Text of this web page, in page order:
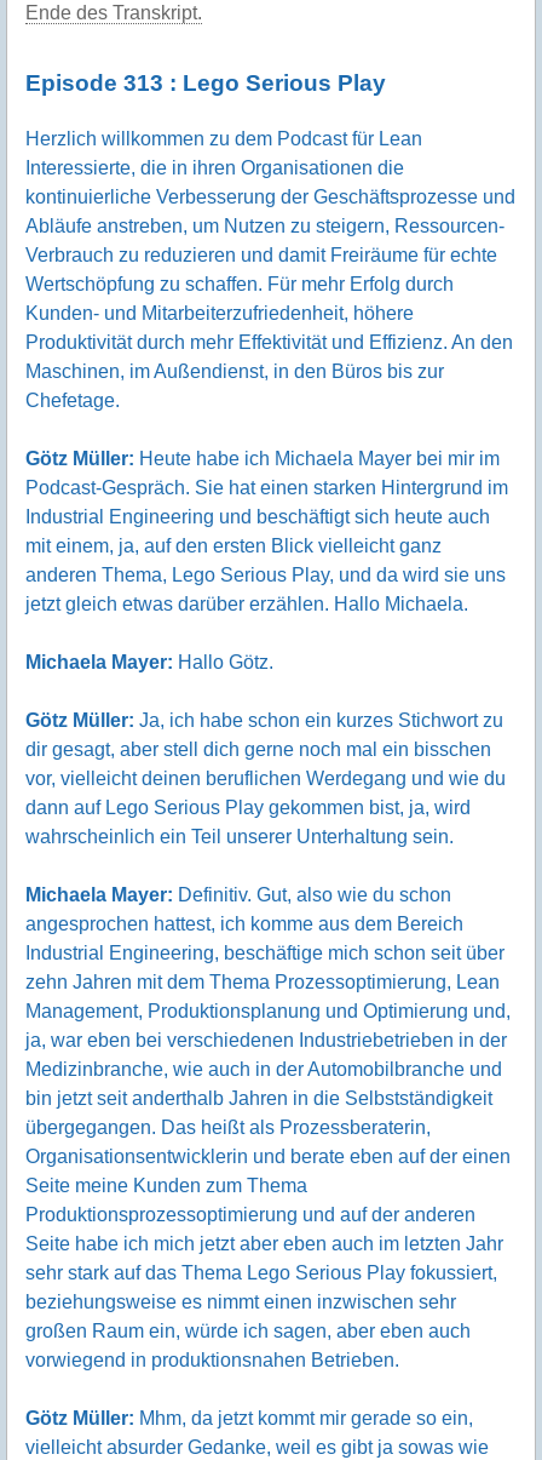
Ende des Transkript.
Episode 313 : Lego Serious Play
Herzlich willkommen zu dem Podcast für Lean
Interessierte, die in ihren Organisationen die
kontinuierliche Verbesserung der Geschäftsprozesse und
Abläufe anstreben, um Nutzen zu steigern, Ressourcen-
Verbrauch zu reduzieren und damit Freiräume für echte
Wertschöpfung zu schaffen. Für mehr Erfolg durch
Kunden- und Mitarbeiterzufriedenheit, höhere
Produktivität durch mehr Effektivität und Effizienz. An den
Maschinen, im Außendienst, in den Büros bis zur
Chefetage.
Götz Müller: Heute habe ich Michaela Mayer bei mir im
Podcast-Gespräch. Sie hat einen starken Hintergrund im
Industrial Engineering und beschäftigt sich heute auch
mit einem, ja, auf den ersten Blick vielleicht ganz
anderen Thema, Lego Serious Play, und da wird sie uns
jetzt gleich etwas darüber erzählen. Hallo Michaela.
Michaela Mayer: Hallo Götz.
Götz Müller: Ja, ich habe schon ein kurzes Stichwort zu
dir gesagt, aber stell dich gerne noch mal ein bisschen
vor, vielleicht deinen beruflichen Werdegang und wie du
dann auf Lego Serious Play gekommen bist, ja, wird
wahrscheinlich ein Teil unserer Unterhaltung sein.
Michaela Mayer: Definitiv. Gut, also wie du schon
angesprochen hattest, ich komme aus dem Bereich
Industrial Engineering, beschäftige mich schon seit über
zehn Jahren mit dem Thema Prozessoptimierung, Lean
Management, Produktionsplanung und Optimierung und,
ja, war eben bei verschiedenen Industriebetrieben in der
Medizinbranche, wie auch in der Automobilbranche und
bin jetzt seit anderthalb Jahren in die Selbstständigkeit
übergegangen. Das heißt als Prozessberaterin,
Organisationsentwicklerin und berate eben auf der einen
Seite meine Kunden zum Thema
Produktionsprozessoptimierung und auf der anderen
Seite habe ich mich jetzt aber eben auch im letzten Jahr
sehr stark auf das Thema Lego Serious Play fokussiert,
beziehungsweise es nimmt einen inzwischen sehr
großen Raum ein, würde ich sagen, aber eben auch
vorwiegend in produktionsnahen Betrieben.
Götz Müller: Mhm, da jetzt kommt mir gerade so ein,
vielleicht absurder Gedanke, weil es gibt ja sowas wie